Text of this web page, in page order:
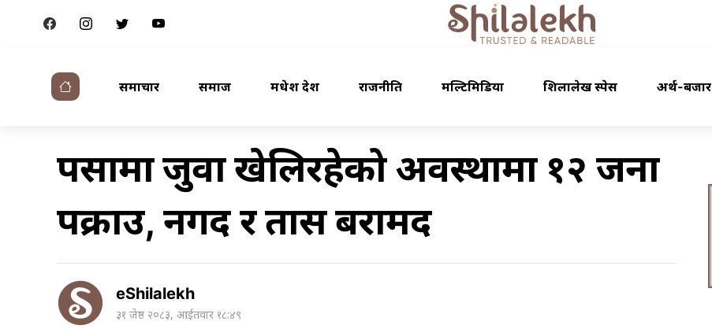
समाचार समाज मधेश प्रदेश राजनीति मल्टिमिडिया शिलालेख स्पेस अर्थ-बजार
पर्सामा जुवा खेलिरहेको अवस्थामा १२ जना
पक्राउ, नगद र तास बरामद
eShilalekh
३१ जेष्ठ २०८३, आईतवार १८:४९